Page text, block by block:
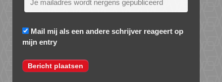
Mail mij als een andere schrijver reageert op
mijn entry